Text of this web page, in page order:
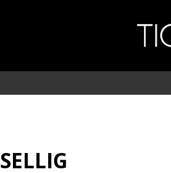
SELLIG